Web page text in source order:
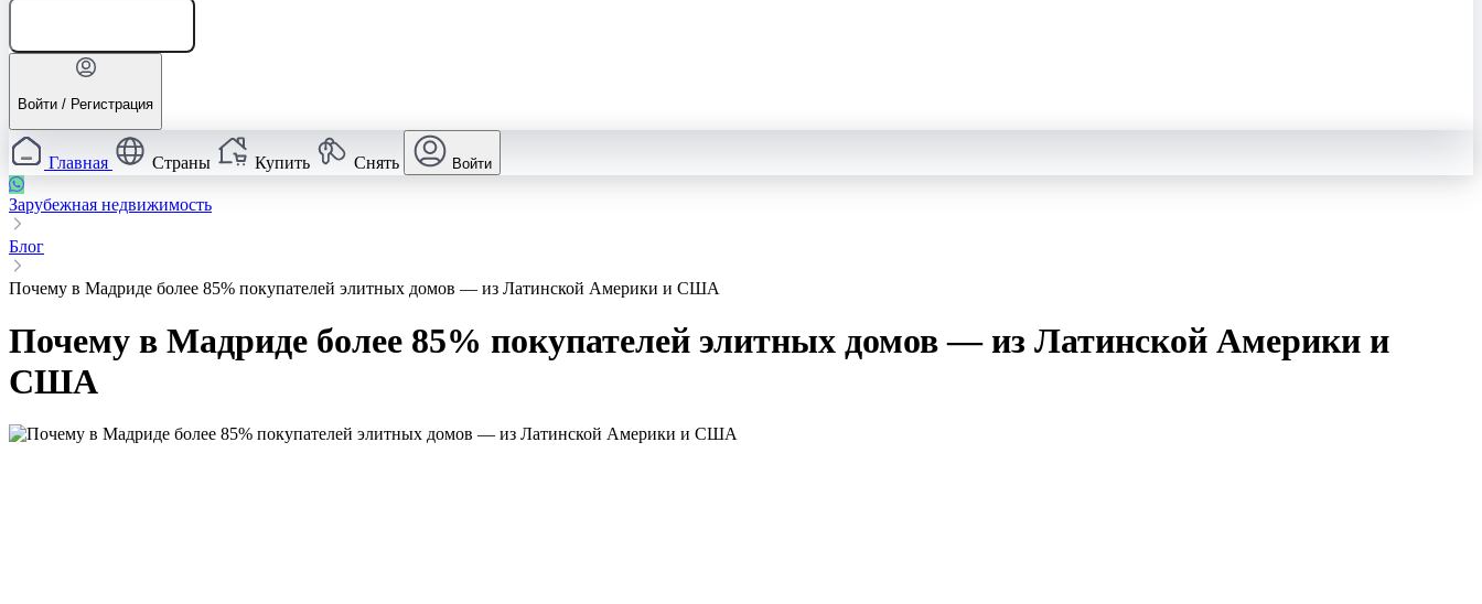
Войти / Регистрация
Главная Страны Купить Снять Войти
Зарубежная недвижимость
Блог
Почему в Мадриде более 85% покупателей элитных домов — из Латинской Америки и США
Почему в Мадриде более 85% покупателей элитных домов — из Латинской Америки и
США